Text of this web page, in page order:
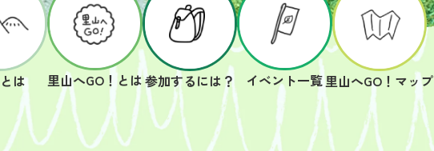
は 里山へGO！とは参加するには？ イベント一覧里山へGO！マップ